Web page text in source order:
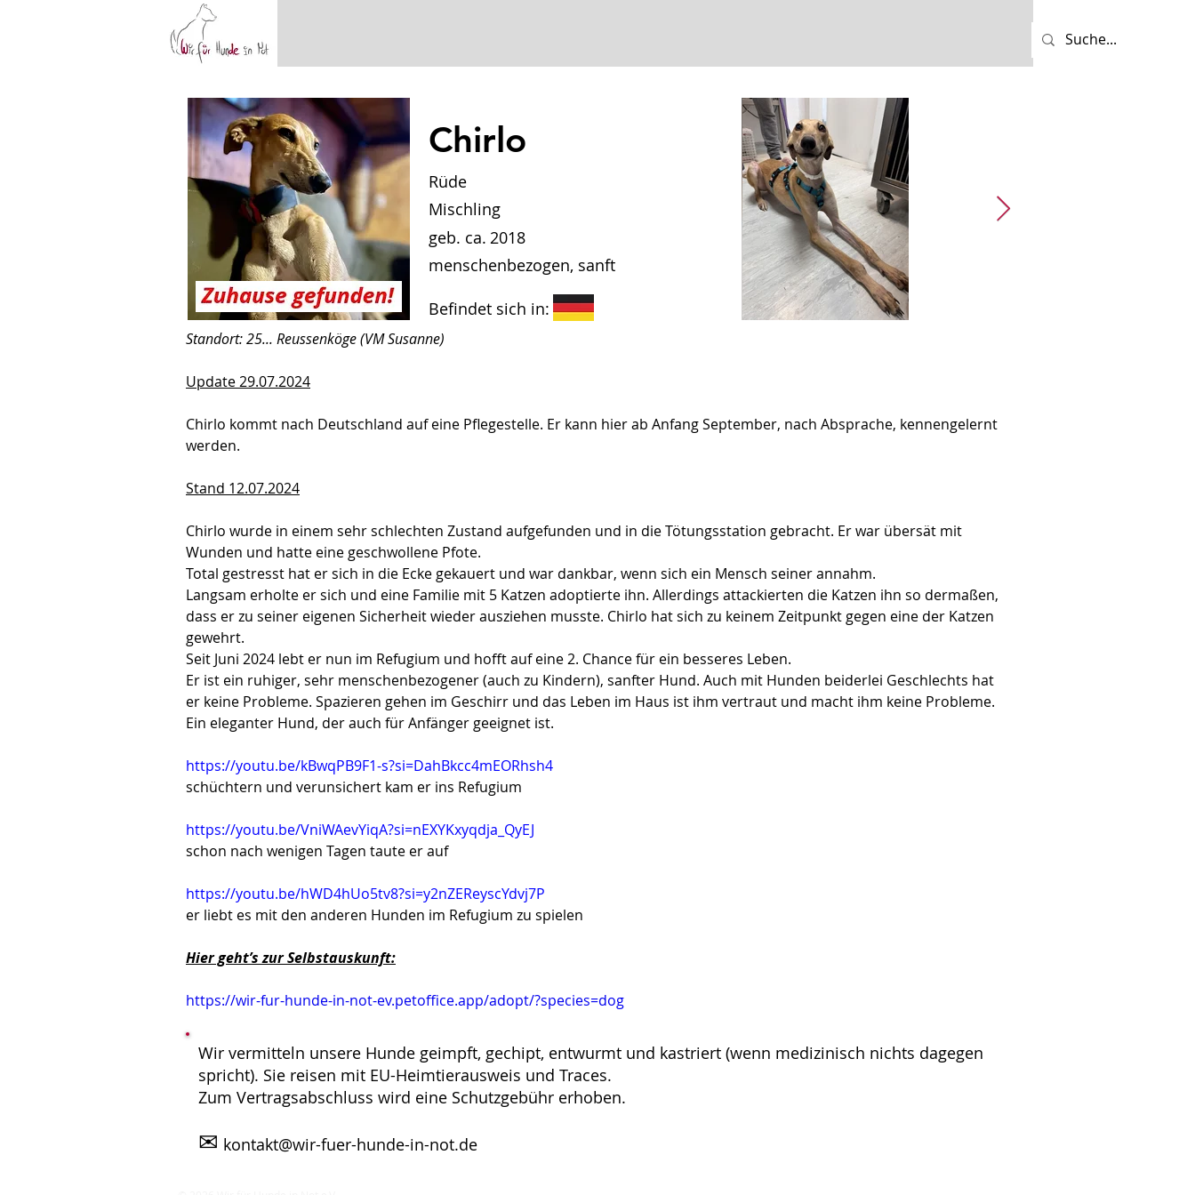
Chirlo
Rüde
Mischling
2018
menschenbezogen, sanft
Befindet sich in:
geb. ca.
Standort: 25... Reussenköge (VM Susanne)
Update 29.07.2024
Chirlo kommt nach Deutschland auf eine Pflegestelle. Er kann hier ab Anfang September, nach Absprache, kennengelernt
werden.
Stand 12.07.2024
Chirlo wurde in einem sehr schlechten Zustand aufgefunden und in die Tötungsstation gebracht. Er war übersät mit
Wunden und hatte eine geschwollene Pfote.
Total gestresst hat er sich in die Ecke gekauert und war dankbar, wenn sich ein Mensch seiner annahm.
Langsam erholte er sich und eine Familie mit 5 Katzen adoptierte ihn. Allerdings attackierten die Katzen ihn so dermaßen,
dass er zu seiner eigenen Sicherheit wieder ausziehen musste. Chirlo hat sich zu keinem Zeitpunkt gegen eine der Katzen
gewehrt.
Seit Juni 2024 lebt er nun im Refugium und hofft auf eine 2. Chance für ein besseres Leben.
Er ist ein ruhiger, sehr menschenbezogener (auch zu Kindern), sanfter Hund. Auch mit Hunden beiderlei Geschlechts hat
er keine Probleme. Spazieren gehen im Geschirr und das Leben im Haus ist ihm vertraut und macht ihm keine Probleme.
Ein eleganter Hund, der auch für Anfänger geeignet ist.
https://youtu.be/kBwqPB9F1-s?si=DahBkcc4mEORhsh4
schüchtern und verunsichert kam er ins Refugium
https://youtu.be/VniWAevYiqA?si=nEXYKxyqdja_QyEJ
schon nach wenigen Tagen taute er auf
https://youtu.be/hWD4hUo5tv8?si=y2nZEReyscYdvj7P
er liebt es mit den anderen Hunden im Refugium zu spielen
Hier geht’s zur Selbstauskunft:
https://wir-fur-hunde-in-not-ev.petoffice.app/adopt/?species=dog
Wir vermitteln unsere Hunde geimpft, gechipt, entwurmt und kastriert (wenn medizinisch nichts dagegen
spricht). Sie reisen mit EU-Heimtierausweis und Traces.
Zum Vertragsabschluss wird eine Schutzgebühr erhoben.
✉ kontakt@wir-fuer-hunde-in-not.de